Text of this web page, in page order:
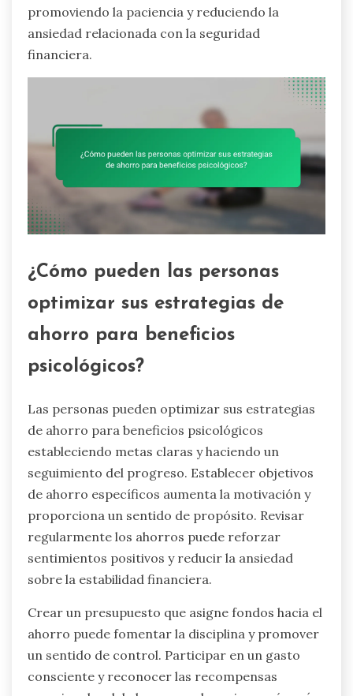
promoviendo la paciencia y reduciendo la
ansiedad relacionada con la seguridad
financiera.
¿Cómo pueden las personas
optimizar sus estrategias de
ahorro para beneficios
psicológicos?
Las personas pueden optimizar sus estrategias
de ahorro para beneficios psicológicos
estableciendo metas claras y haciendo un
seguimiento del progreso. Establecer objetivos
de ahorro específicos aumenta la motivación y
proporciona un sentido de propósito. Revisar
regularmente los ahorros puede reforzar
sentimientos positivos y reducir la ansiedad
sobre la estabilidad financiera.
Crear un presupuesto que asigne fondos hacia el
ahorro puede fomentar la disciplina y promover
un sentido de control. Participar en un gasto
consciente y reconocer las recompensas